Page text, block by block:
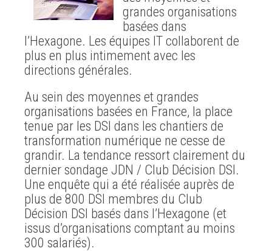
grandes organisations
basées dans
l’Hexagone. Les équipes IT collaborent de
plus en plus intimement avec les
directions générales.
Au sein des moyennes et grandes
organisations basées en France, la place
tenue par les DSI dans les chantiers de
transformation numérique ne cesse de
grandir. La tendance ressort clairement du
dernier sondage JDN / Club Décision DSI.
Une enquête qui a été réalisée auprès de
plus de 800 DSI membres du Club
Décision DSI basés dans l’Hexagone (et
issus d’organisations comptant au moins
300 salariés).